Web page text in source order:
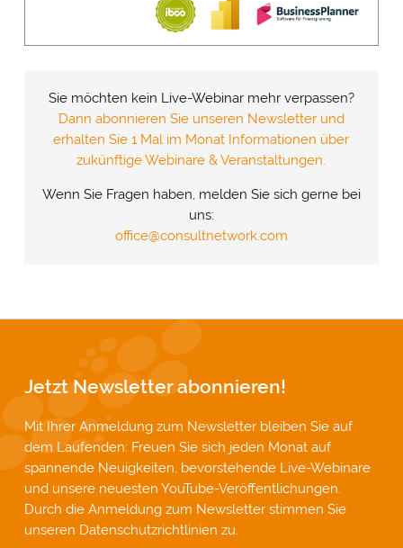
Sie möchten kein Live-Webinar mehr verpassen?
Dann abonnieren Sie unseren Newsletter und
erhalten Sie 1 Mal im Monat Informationen über
zukünftige Webinare & Veranstaltungen.
Wenn Sie Fragen haben, melden Sie sich gerne bei
uns:
office@consultnetwork.com
Jetzt Newsletter abonnieren!
Mit Ihrer Anmeldung zum Newsletter bleiben Sie auf
dem Laufenden: Freuen Sie sich jeden Monat auf
spannende Neuigkeiten, bevorstehende Live-Webinare
und unsere neuesten YouTube-Veröffentlichungen.
Durch die Anmeldung zum Newsletter stimmen Sie
unseren Datenschutzrichtlinien zu.